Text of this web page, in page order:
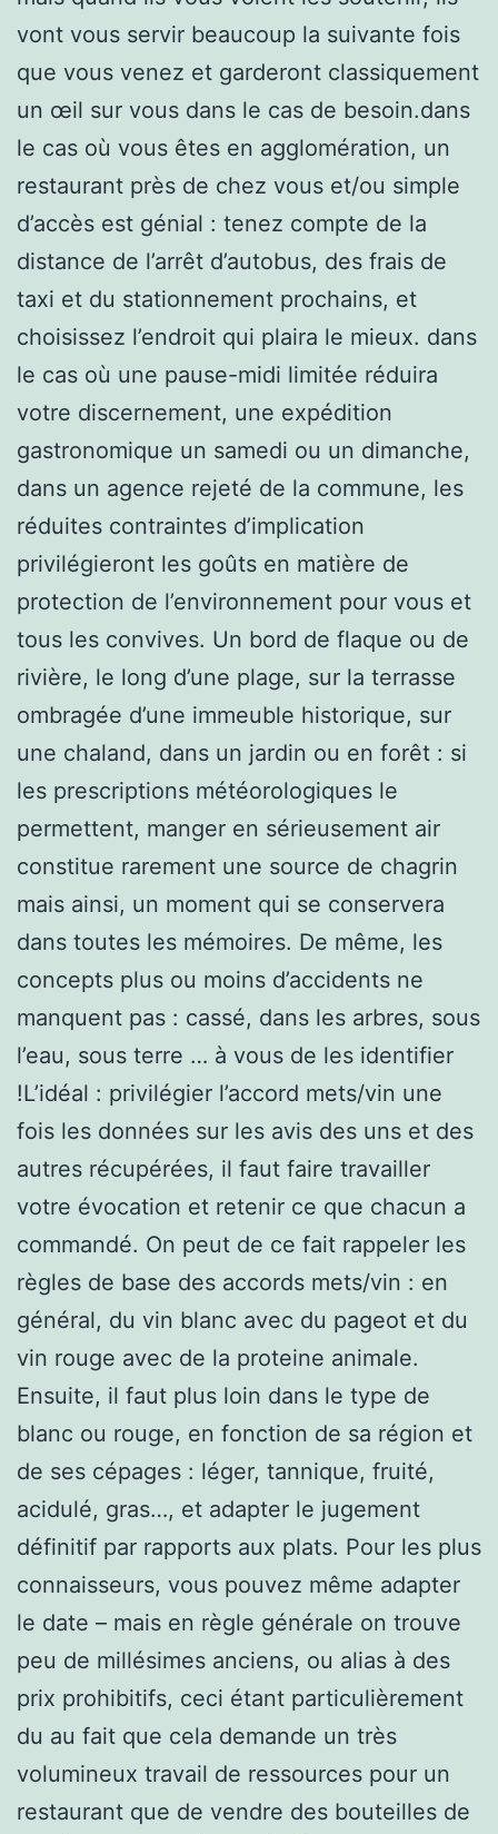
vont vous servir beaucoup la suivante fois
que vous venez et garderont classiquement
un œil sur vous dans le cas de besoin.dans
le cas où vous êtes en agglomération, un
restaurant près de chez vous et/ou simple
d’accès est génial : tenez compte de la
distance de l’arrêt d’autobus, des frais de
taxi et du stationnement prochains, et
choisissez l’endroit qui plaira le mieux. dans
le cas où une pause-midi limitée réduira
votre discernement, une expédition
gastronomique un samedi ou un dimanche,
dans un agence rejeté de la commune, les
réduites contraintes d’implication
privilégieront les goûts en matière de
protection de l’environnement pour vous et
tous les convives. Un bord de flaque ou de
rivière, le long d’une plage, sur la terrasse
ombragée d’une immeuble historique, sur
une chaland, dans un jardin ou en forêt : si
les prescriptions météorologiques le
permettent, manger en sérieusement air
constitue rarement une source de chagrin
mais ainsi, un moment qui se conservera
dans toutes les mémoires. De même, les
concepts plus ou moins d’accidents ne
manquent pas : cassé, dans les arbres, sous
l’eau, sous terre … à vous de les identifier
!L’idéal : privilégier l’accord mets/vin une
fois les données sur les avis des uns et des
autres récupérées, il faut faire travailler
votre évocation et retenir ce que chacun a
commandé. On peut de ce fait rappeler les
règles de base des accords mets/vin : en
général, du vin blanc avec du pageot et du
vin rouge avec de la proteine animale.
Ensuite, il faut plus loin dans le type de
blanc ou rouge, en fonction de sa région et
de ses cépages : léger, tannique, fruité,
acidulé, gras…, et adapter le jugement
définitif par rapports aux plats. Pour les plus
connaisseurs, vous pouvez même adapter
le date – mais en règle générale on trouve
peu de millésimes anciens, ou alias à des
prix prohibitifs, ceci étant particulièrement
du au fait que cela demande un très
volumineux travail de ressources pour un
restaurant que de vendre des bouteilles de